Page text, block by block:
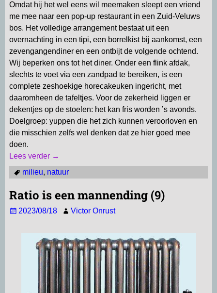
Omdat hij het wel eens wil meemaken sleept een vriend
me mee naar een pop-up restaurant in een Zuid-Veluws
bos. Het volledige arrangement bestaat uit een
overnachting in een tipi, een borrelkist bij aankomst, een
zevengangendiner en een ontbijt de volgende ochtend.
Wij beperken ons tot het diner. Onder een flink afdak,
slechts te voet via een zandpad te bereiken, is een
complete zeshoekige horecakeuken ingericht, met
daaromheen de tafeltjes. Voor de zekerheid liggen er
dekentjes op de stoelen: het kan fris worden ’s avonds.
Doelgroep: yuppen die het zich kunnen veroorloven en
die misschien zelfs wel denken dat ze hier goed mee
doen.
Lees verder →
milieu, natuur
Ratio is een mannending (9)
2023/08/18 Victor Onrust